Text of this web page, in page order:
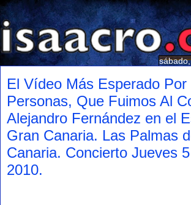
El Vídeo Más Esperado Por
Personas, Que Fuimos Al
Alejandro Fernández en el
Gran Canaria. Las Palmas
Canaria. Concierto Jueves
2010.